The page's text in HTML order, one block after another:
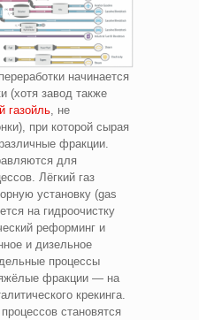
начинается
(хотя завод также
газойль , не
при которой сырая
фракции.
для
Лёгкий газ
установку (gas
на гидроочистку
реформинг и
и дизельное
процессы
фракции — на
крекинга.
становятся